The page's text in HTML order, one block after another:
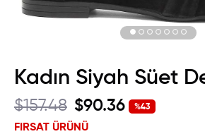
Kadın Siyah Süet
$157.48 $90.36
FIRSAT ÜRÜNÜ
%43